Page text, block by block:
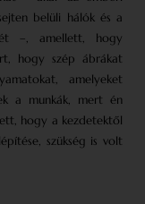
belüli hálók és a
–, amellett, hogy
hogy szép ábrákat
amelyeket
a munkák, mert én
hogy a kezdetektől
szükség is volt